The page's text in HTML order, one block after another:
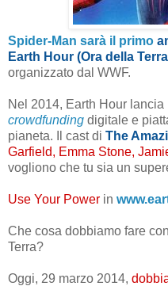
Spider-Man sarà il primo
Earth Hour (Ora della
organizzato dal WWF.
Nel 2014, Earth Hour lancia
crowdfunding digitale e
pianeta. Il cast di The
Garfield, Emma Stone,
vogliono che tu sia un
Use Your Power in
Che cosa dobbiamo fare
Terra?
Oggi, 29 marzo 2014,